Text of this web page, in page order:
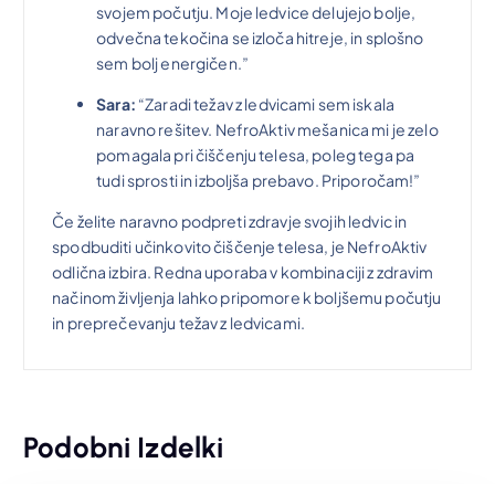
svojem počutju. Moje ledvice delujejo bolje,
odvečna tekočina se izloča hitreje, in splošno
sem bolj energičen.”
Sara: “Zaradi težav z ledvicami sem iskala
naravno rešitev. NefroAktiv mešanica mi je zelo
pomagala pri čiščenju telesa, poleg tega pa
tudi sprosti in izboljša prebavo. Priporočam!”
Če želite naravno podpreti zdravje svojih ledvic in
spodbuditi učinkovito čiščenje telesa, je NefroAktiv
odlična izbira. Redna uporaba v kombinaciji z zdravim
načinom življenja lahko pripomore k boljšemu počutju
in preprečevanju težav z ledvicami.
Podobni Izdelki